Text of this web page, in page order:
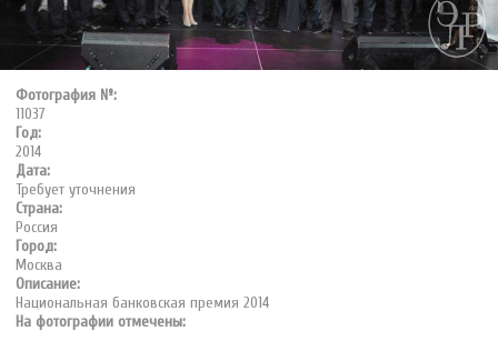
Фотография №:
11037
Год:
2014
Дата:
Требует уточнения
Страна:
Россия
Город:
Москва
Описание:
Национальная банковская премия 2014
На фотографии отмечены: